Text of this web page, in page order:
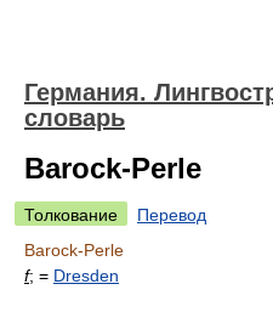
Германия.
словарь
Barock-Perle
Толкование
Перевод
Barock-Perle
f; = Dresden